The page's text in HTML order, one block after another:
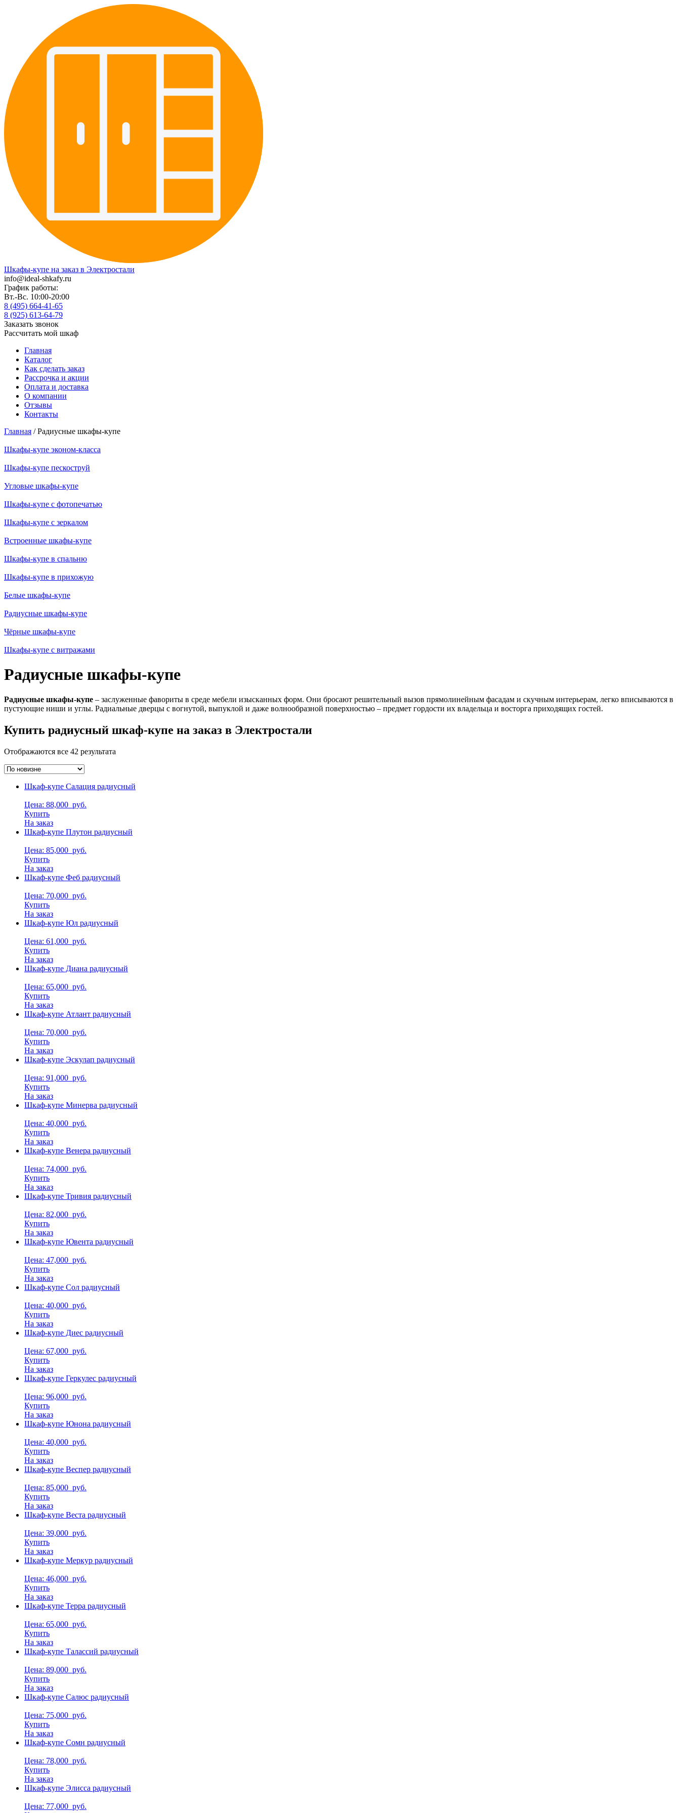
Шкафы-купе на заказ в Электростали
info@ideal-shkafy.ru
График работы:
Вт.-Вс. 10:00-20:00
8 (495) 664-41-65
8 (925) 613-64-79
Заказать звонок
Рассчитать мой шкаф
Главная
Каталог
Как сделать заказ
Рассрочка и акции
Оплата и доставка
О компании
Отзывы
Контакты
Главная / Радиусные шкафы-купе
Шкафы-купе эконом-класса
Шкафы-купе пескоструй
Угловые шкафы-купе
Шкафы-купе с фотопечатью
Шкафы-купе с зеркалом
Встроенные шкафы-купе
Шкафы-купе в спальню
Шкафы-купе в прихожую
Белые шкафы-купе
Радиусные шкафы-купе
Чёрные шкафы-купе
Шкафы-купе с витражами
Радиусные шкафы-купе
Радиусные шкафы-купе – заслуженные фавориты в среде мебели изысканных форм. Они бросают решительный вызов прямолинейным фасадам и скучным интерьерам, легко вписываются в
пустующие ниши и углы. Радиальные дверцы с вогнутой, выпуклой и даже волнообразной поверхностью – предмет гордости их владельца и восторга приходящих гостей.
Купить радиусный шкаф-купе на заказ в Электростали
Отображаются все 42 результата
Шкаф-купе Салация радиусный
Цена: 88,000 руб.
Купить
На заказ
Шкаф-купе Плутон радиусный
Цена: 85,000 руб.
Купить
На заказ
Шкаф-купе Феб радиусный
Цена: 70,000 руб.
Купить
На заказ
Шкаф-купе Юл радиусный
Цена: 61,000 руб.
Купить
На заказ
Шкаф-купе Диана радиусный
Цена: 65,000 руб.
Купить
На заказ
Шкаф-купе Атлант радиусный
Цена: 70,000 руб.
Купить
На заказ
Шкаф-купе Эскулап радиусный
Цена: 91,000 руб.
Купить
На заказ
Шкаф-купе Минерва радиусный
Цена: 40,000 руб.
Купить
На заказ
Шкаф-купе Венера радиусный
Цена: 74,000 руб.
Купить
На заказ
Шкаф-купе Тривия радиусный
Цена: 82,000 руб.
Купить
На заказ
Шкаф-купе Ювента радиусный
Цена: 47,000 руб.
Купить
На заказ
Шкаф-купе Сол радиусный
Цена: 40,000 руб.
Купить
На заказ
Шкаф-купе Диес радиусный
Цена: 67,000 руб.
Купить
На заказ
Шкаф-купе Геркулес радиусный
Цена: 96,000 руб.
Купить
На заказ
Шкаф-купе Юнона радиусный
Цена: 40,000 руб.
Купить
На заказ
Шкаф-купе Веспер радиусный
Цена: 85,000 руб.
Купить
На заказ
Шкаф-купе Веста радиусный
Цена: 39,000 руб.
Купить
На заказ
Шкаф-купе Меркур радиусный
Цена: 46,000 руб.
Купить
На заказ
Шкаф-купе Терра радиусный
Цена: 65,000 руб.
Купить
На заказ
Шкаф-купе Талассий радиусный
Цена: 89,000 руб.
Купить
На заказ
Шкаф-купе Салюс радиусный
Цена: 75,000 руб.
Купить
На заказ
Шкаф-купе Сомн радиусный
Цена: 78,000 руб.
Купить
На заказ
Шкаф-купе Элисса радиусный
Цена: 77,000 руб.